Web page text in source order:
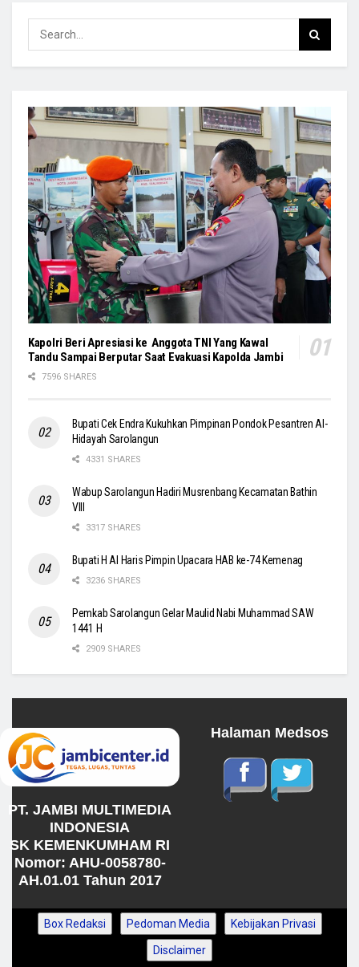
Kapolri Beri Apresiasi ke Anggota TNI Yang Kawal
Tandu Sampai Berputar Saat Evakuasi Kapolda Jambi
7596 SHARES
Bupati Cek Endra Kukuhkan Pimpinan Pondok Pesantren Al-
Hidayah Sarolangun
4331 SHARES
Wabup Sarolangun Hadiri Musrenbang Kecamatan Bathin
VIII
3317 SHARES
Bupati H Al Haris Pimpin Upacara HAB ke-74 Kemenag
3236 SHARES
Pemkab Sarolangun Gelar Maulid Nabi Muhammad SAW
1441 H
2909 SHARES
PT. JAMBI MULTIMEDIA
INDONESIA
SK KEMENKUMHAM RI
Nomor: AHU-0058780-
AH.01.01 Tahun 2017
Halaman Medsos
Box Redaksi Pedoman Media Kebijakan Privasi
Disclaimer